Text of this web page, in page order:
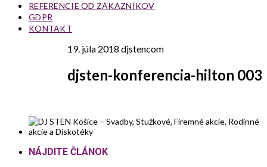
REFERENCIE OD ZÁKAZNÍKOV
GDPR
KONTAKT
19. júla 2018 djstencom
djsten-konferencia-hilton 003
NÁJDITE ČLÁNOK